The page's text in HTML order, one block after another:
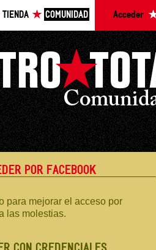
TIENDA COMUNIDAD Acceder
POR FACEBOOK
para mejorar el acceso por
las molestias.